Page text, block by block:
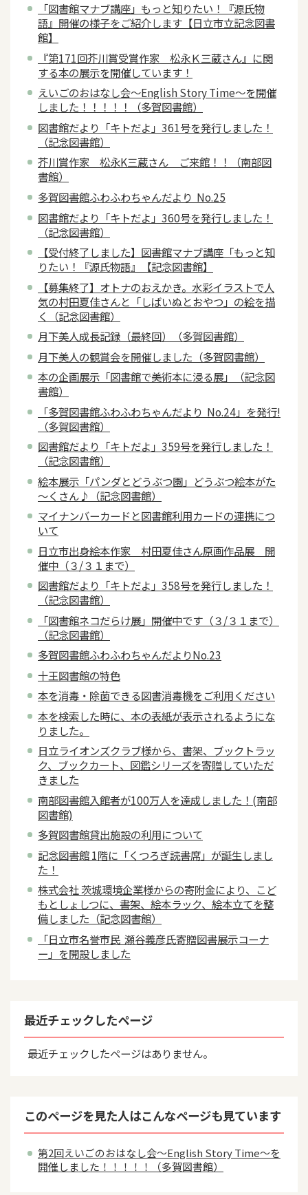
「図書館マナブ講座」もっと知りたい！『源氏物
語』開催の様子をご紹介します【日立市立記念図書
館】
『第171回芥川賞受賞作家 松永Ｋ三蔵さん』に関
する本の展示を開催しています！
えいごのおはなし会～English Story Time～を開催
しました！！！！！（多賀図書館）
図書館だより「キトだよ」361号を発行しました！
（記念図書館）
芥川賞作家 松永K三蔵さん ご来館！！（南部図
書館）
多賀図書館ふわふわちゃんだより No.25
図書館だより「キトだよ」360号を発行しました！
（記念図書館）
【受付終了しました】図書館マナブ講座「もっと知
りたい！『源氏物語』【記念図書館】
【募集終了】オトナのおえかき。水彩イラストで人
気の村田夏佳さんと「しばいぬとおやつ」の絵を描
く（記念図書館）
月下美人成長記録（最終回）（多賀図書館）
月下美人の観賞会を開催しました（多賀図書館）
本の企画展示「図書館で美術本に浸る展」（記念図
書館）
「多賀図書館ふわふわちゃんだより No.24」を発行!
（多賀図書館）
図書館だより「キトだよ」359号を発行しました！
（記念図書館）
絵本展示「パンダとどうぶつ園」どうぶつ絵本がた
～くさん♪（記念図書館）
マイナンバーカードと図書館利用カードの連携につ
いて
日立市出身絵本作家 村田夏佳さん原画作品展 開
催中（３/３１まで）
図書館だより「キトだよ」358号を発行しました！
（記念図書館）
「図書館ネコだらけ展」開催中です（３/３１まで）
（記念図書館）
多賀図書館ふわふわちゃんだよりNo.23
十王図書館の特色
本を消毒・除菌できる図書消毒機をご利用ください
本を検索した時に、本の表紙が表示されるようにな
りました。
日立ライオンズクラブ様から、書架、ブックトラッ
ク、ブックカート、図鑑シリーズを寄贈していただ
きました
南部図書館入館者が100万人を達成しました！(南部
図書館)
多賀図書館貸出施設の利用について
記念図書館 1階に「くつろぎ読書席」が誕生しまし
た！
株式会社 茨城環境企業様からの寄附金により、こど
もとしょしつに、書架、絵本ラック、絵本立てを整
備しました（記念図書館）
「日立市名誉市民 瀬谷義彦氏寄贈図書展示コーナ
ー」を開設しました
最近チェックしたページ
最近チェックしたページはありません。
このページを見た人はこんなページも見ています
第2回えいごのおはなし会～English Story Time～を
開催しました！！！！！（多賀図書館）